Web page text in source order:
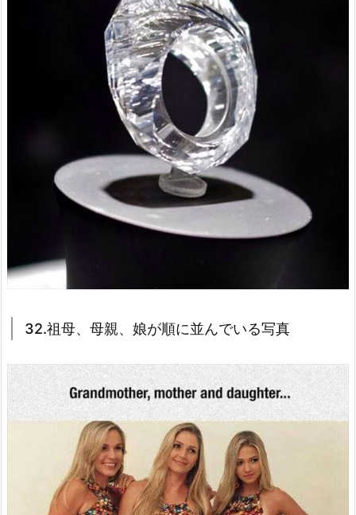
32.祖母、母親、娘が順に並んでいる写真